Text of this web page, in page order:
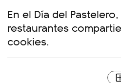
En el Día del
restaurantes
cookies.